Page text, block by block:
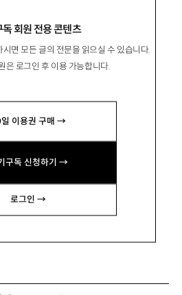
독 회원 전용 콘텐츠
시면 모든 글의 전문을 읽으실 수 있습니다.
은 로그인 후 이용 가능합니다.
이용권 구매 →
구독 신청하기 →
로그인 →